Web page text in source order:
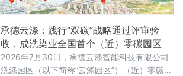
承德云涤：践行“双碳”战略通过评审验
收，成洗染业全国首个（近）零碳园区
2026年7月30日，承德云涤智能科技有限公司
洗涤园区（以下简称“云涤园区”）（近）零碳洗